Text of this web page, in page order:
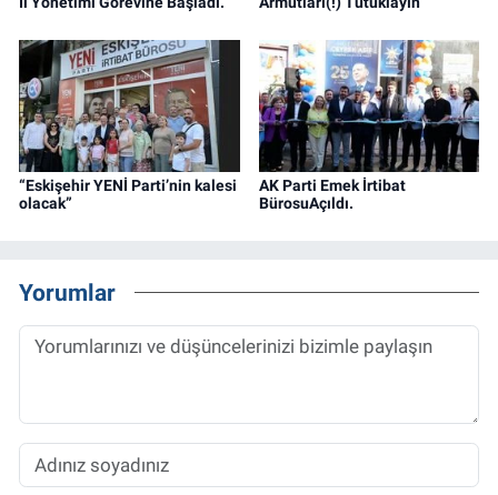
“Eskişehir YENİ Parti’nin kalesi
olacak”
AK Parti Emek İrtibat
BürosuAçıldı.
Yorumlar